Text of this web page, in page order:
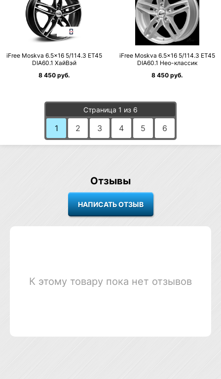
iFree Moskva 6.5×16 5/114.3 ET45
DIA60.1 ХайВэй
8 450 руб.
iFree Moskva 6.5×16 5/114.3 ET45
DIA60.1 Нео-классик
8 450 руб.
Страница 1 из 6
1 2 3 4 5 6
Отзывы
К этому товару пока нет отзывов